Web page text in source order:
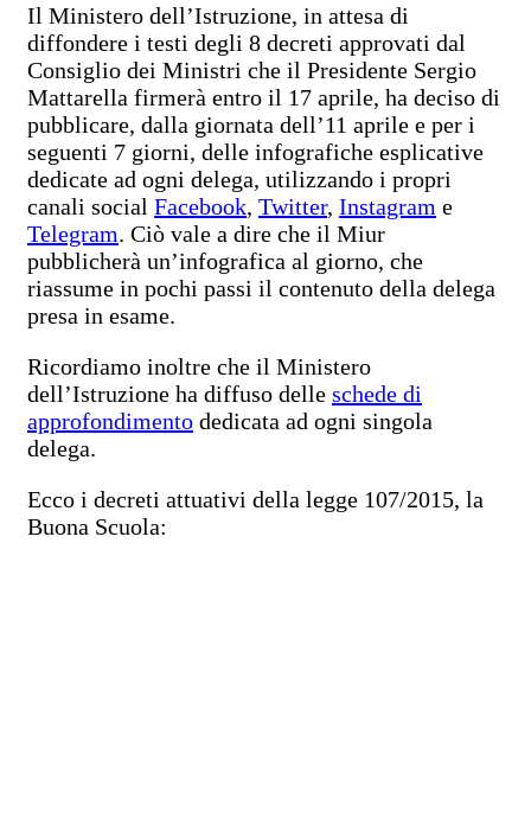
Il Ministero dell’Istruzione, in attesa di
diffondere i testi degli 8 decreti approvati dal
Consiglio dei Ministri che il Presidente Sergio
Mattarella firmerà entro il 17 aprile, ha deciso di
pubblicare, dalla giornata dell’11 aprile e per i
seguenti 7 giorni, delle infografiche esplicative
dedicate ad ogni delega, utilizzando i propri
canali social Facebook, Twitter, Instagram e
Telegram. Ciò vale a dire che il Miur
pubblicherà un’infografica al giorno, che
riassume in pochi passi il contenuto della delega
presa in esame.
Ricordiamo inoltre che il Ministero
dell’Istruzione ha diffuso delle schede di
approfondimento dedicata ad ogni singola
delega.
Ecco i decreti attuativi della legge 107/2015, la
Buona Scuola: